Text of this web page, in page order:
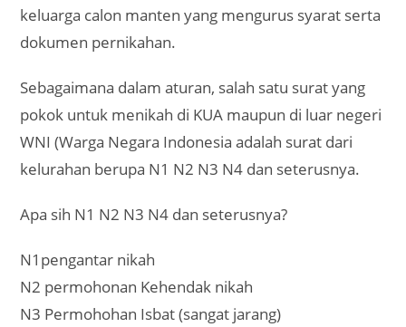
keluarga calon manten yang mengurus syarat serta
dokumen pernikahan.
Sebagaimana dalam aturan, salah satu surat yang
pokok untuk menikah di KUA maupun di luar negeri
WNI (Warga Negara Indonesia adalah surat dari
kelurahan berupa N1 N2 N3 N4 dan seterusnya.
Apa sih N1 N2 N3 N4 dan seterusnya?
N1pengantar nikah
N2 permohonan Kehendak nikah
N3 Permohohan Isbat (sangat jarang)